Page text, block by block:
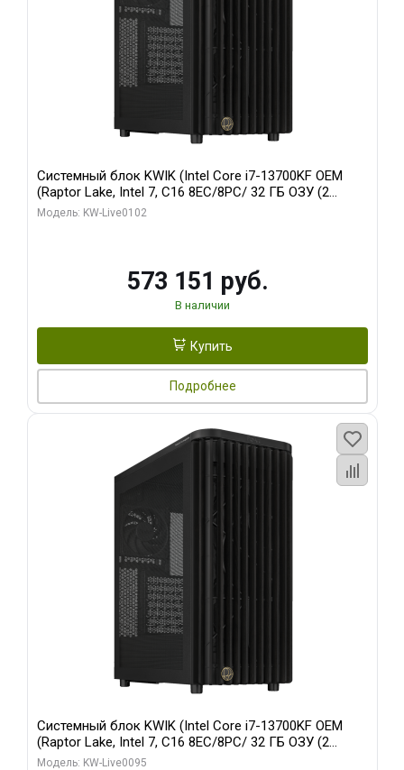
Системный блок KWIK (Intel Core i7-13700KF OEM
(Raptor Lake, Intel 7, C16 8EC/8PC/ 32 ГБ ОЗУ (2
модуля)/ Afox RTX4090 24GB GDDR6X 384-Bit 3xDP
Модель: KW-Live0102
573 151 руб.
В наличии
Купить
Подробнее
Системный блок KWIK (Intel Core i7-13700KF OEM
(Raptor Lake, Intel 7, C16 8EC/8PC/ 32 ГБ ОЗУ (2
модуля)/ Afox RTX4090 24GB GDDR6X 384-Bit 3xDP
Модель: KW-Live0095